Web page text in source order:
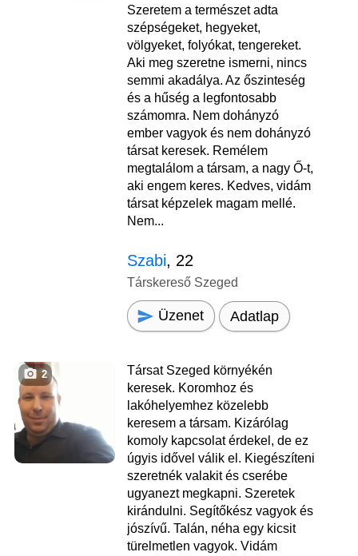
Szeretem a természet adta
szépségeket, hegyeket,
völgyeket, folyókat, tengereket.
Aki meg szeretne ismerni, nincs
semmi akadálya. Az őszinteség
és a hűség a legfontosabb
számomra. Nem dohányzó
ember vagyok és nem dohányzó
társat keresek. Remélem
megtalálom a társam, a nagy Ő-t,
aki engem keres. Kedves, vidám
társat képzelek magam mellé.
Nem...
Szabi, 22
Társkereső Szeged
Üzenet Adatlap
2
Társat Szeged környékén
keresek. Koromhoz és
lakóhelyemhez közelebb
keresem a társam. Kizárólag
komoly kapcsolat érdekel, de ez
úgyis idővel válik el. Kiegészíteni
szeretnék valakit és cserébe
ugyanezt megkapni. Szeretek
kirándulni. Segítőkész vagyok és
jószívű. Talán, néha egy kicsit
türelmetlen vagyok. Vidám